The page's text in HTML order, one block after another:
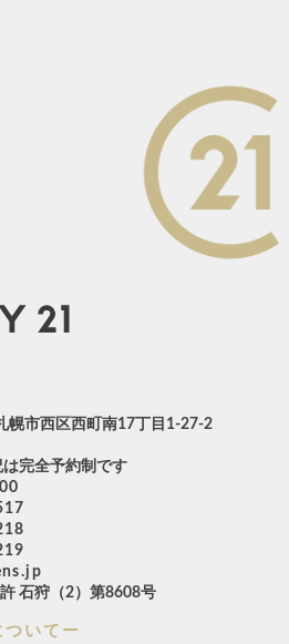
幌市西区西町南17丁目1-27-2
完全予約制です
石狩（2）第8608号
ついてー